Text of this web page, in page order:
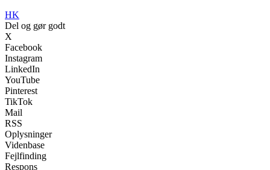
HK
Del og gør godt
X
Facebook
Instagram
LinkedIn
YouTube
Pinterest
TikTok
Mail
RSS
Oplysninger
Videnbase
Fejlfinding
Respons